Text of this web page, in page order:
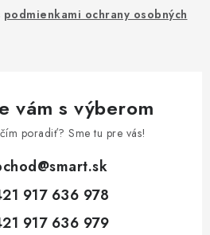
podmienkami ochrany osobných
vám s výberom
poradiť? Sme tu pre vás!
@smart.sk
917 636 978
917 636 979